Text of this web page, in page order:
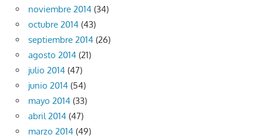
noviembre 2014 (34)
octubre 2014 (43)
septiembre 2014 (26)
agosto 2014 (21)
julio 2014 (47)
junio 2014 (54)
mayo 2014 (33)
abril 2014 (47)
marzo 2014 (49)